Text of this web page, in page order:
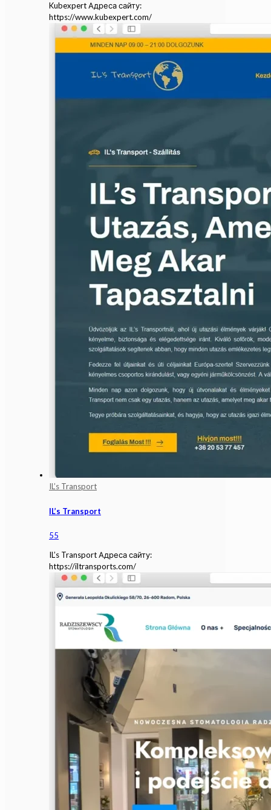
Kubexpert Адреса сайту:
https://www.kubexpert.com/
IL’s Transport
IL’s Transport
55
IL’s Transport Адреса сайту:
https://iltransports.com/